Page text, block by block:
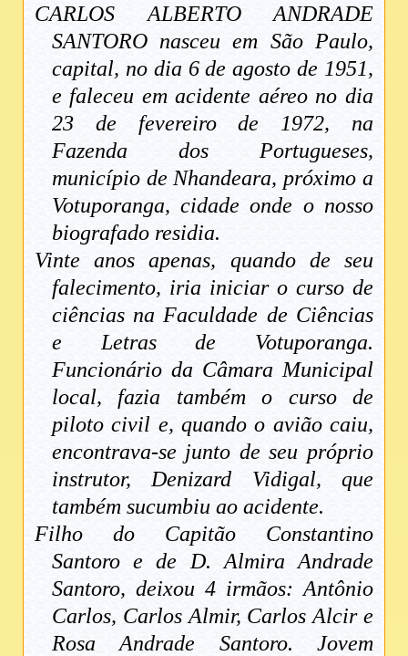
CARLOS ALBERTO ANDRADE
SANTORO nasceu em São Paulo,
capital, no dia 6 de agosto de 1951,
e faleceu em acidente aéreo no dia
23 de fevereiro de 1972, na
Fazenda dos Portugueses,
município de Nhandeara, próximo a
Votuporanga, cidade onde o nosso
biografado residia.
Vinte anos apenas, quando de seu
falecimento, iria iniciar o curso de
ciências na Faculdade de Ciências
e Letras de Votuporanga.
Funcionário da Câmara Municipal
local, fazia também o curso de
piloto civil e, quando o avião caiu,
encontrava-se junto de seu próprio
instrutor, Denizard Vidigal, que
também sucumbiu ao acidente.
Filho do Capitão Constantino
Santoro e de D. Almira Andrade
Santoro, deixou 4 irmãos: Antônio
Carlos, Carlos Almir, Carlos Alcir e
Rosa Andrade Santoro. Jovem